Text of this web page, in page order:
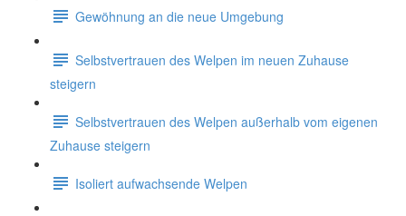
Gewöhnung an die neue Umgebung
Selbstvertrauen des Welpen im neuen Zuhause
steigern
Selbstvertrauen des Welpen außerhalb vom eigenen
Zuhause steigern
Isoliert aufwachsende Welpen